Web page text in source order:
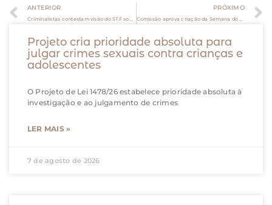
ANTERIOR PRÓXIMO
Projeto cria prioridade absoluta para
julgar crimes sexuais contra crianças e
adolescentes
O Projeto de Lei 1478/26 estabelece prioridade absoluta à
investigação e ao julgamento de crimes
LER MAIS »
7 de agosto de 2026